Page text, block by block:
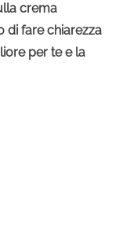
crema
di fare chiarezza
per te e la